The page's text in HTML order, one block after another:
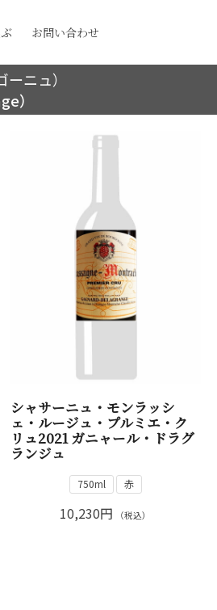
お問い合わせ
ニュ）
）
シャサーニュ・モンラッシ
ェ・ルージュ・プルミエ・ク
リュ2021 ガニャール・ドラグ
ランジュ
750ml 赤
10,230円 （税込）